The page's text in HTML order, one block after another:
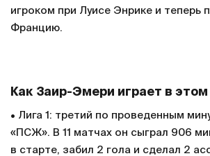
игроком при Луисе Энрике и теперь
Францию.
Как Заир-Эмери играет в
• Лига 1: третий по проведенным
«ПСЖ». В 11 матчах он сыграл 906
в старте, забил 2 гола и сделал 2